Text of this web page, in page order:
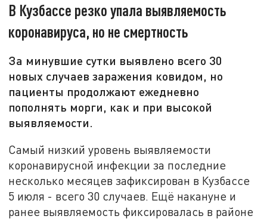
В Кузбассе резко упала выявляемость
коронавируса, но не смертность
За минувшие сутки выявлено всего 30
новых случаев заражения ковидом, но
пациенты продолжают ежедневно
пополнять морги, как и при высокой
выявляемости.
Самый низкий уровень выявляемости
коронавирусной инфекции за последние
несколько месяцев зафиксирован в Кузбассе
5 июля - всего 30 случаев. Ещё накануне и
ранее выявляемость фиксировалась в районе